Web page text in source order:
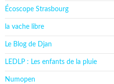
Écoscope Strasbourg
la vache libre
Le Blog de Djan
LEDLP : Les enfants de la pluie
Numopen